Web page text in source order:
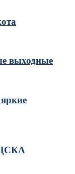
выходные
ЦСКА